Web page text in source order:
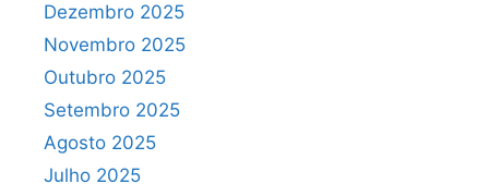
Dezembro 2025
Novembro 2025
Outubro 2025
Setembro 2025
Agosto 2025
Julho 2025